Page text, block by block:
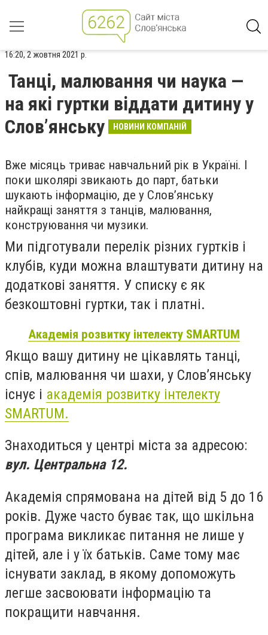
16:20, 2 жовтня 2021 р.
Танці, малювання чи наука —
на які гуртки віддати дитину у
Слов’янську
НОВИНИ КОМПАНІЙ
Вже місяць триває навчальний рік в Україні. І
поки школярі звикають до парт, батьки
шукають інформацію, де у Слов’янську
найкращі заняття з танців, малювання,
конструювання чи музики.
Ми підготували перелік різних гуртків і
клубів, куди можна влаштувати дитину на
додаткові заняття. У списку є як
безкоштовні гуртки, так і платні.
Академія розвитку інтелекту SMARTUM
Якщо вашу дитину не цікавлять танці,
спів, малювання чи шахи, у Слов’янську
існує і академія розвитку інтелекту
SMARTUM.
Знаходиться у центрі міста за адресою:
вул. Центральна 12.
Академія спрямована на дітей від 5 до 16
років. Дуже часто буває так, що шкільна
програма викликає питання не лише у
дітей, але і у їх батьків. Саме тому має
існувати заклад, в якому допоможуть
легше засвоювати інформацію та
покращити навчання.